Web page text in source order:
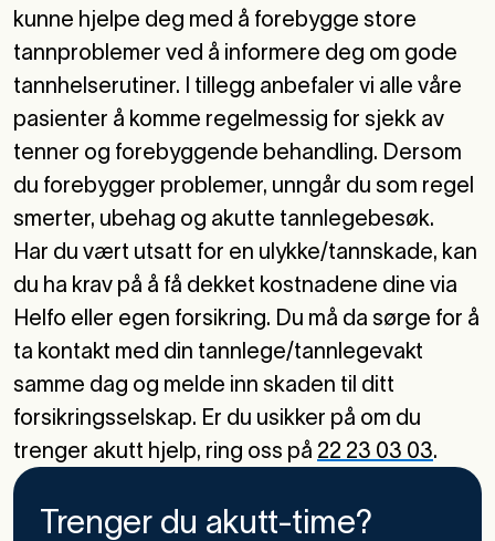
kunne hjelpe deg med å forebygge store
tannproblemer ved å informere deg om gode
tannhelserutiner. I tillegg anbefaler vi alle våre
pasienter å komme regelmessig for sjekk av
tenner og forebyggende behandling. Dersom
du forebygger problemer, unngår du som regel
smerter, ubehag og akutte tannlegebesøk.
Har du vært utsatt for en ulykke/tannskade, kan
du ha krav på å få dekket kostnadene dine via
Helfo eller egen forsikring. Du må da sørge for å
ta kontakt med din tannlege/tannlegevakt
samme dag og melde inn skaden til ditt
forsikringsselskap. Er du usikker på om du
trenger akutt hjelp, ring oss på 22 23 03 03.
Trenger du akutt-time?